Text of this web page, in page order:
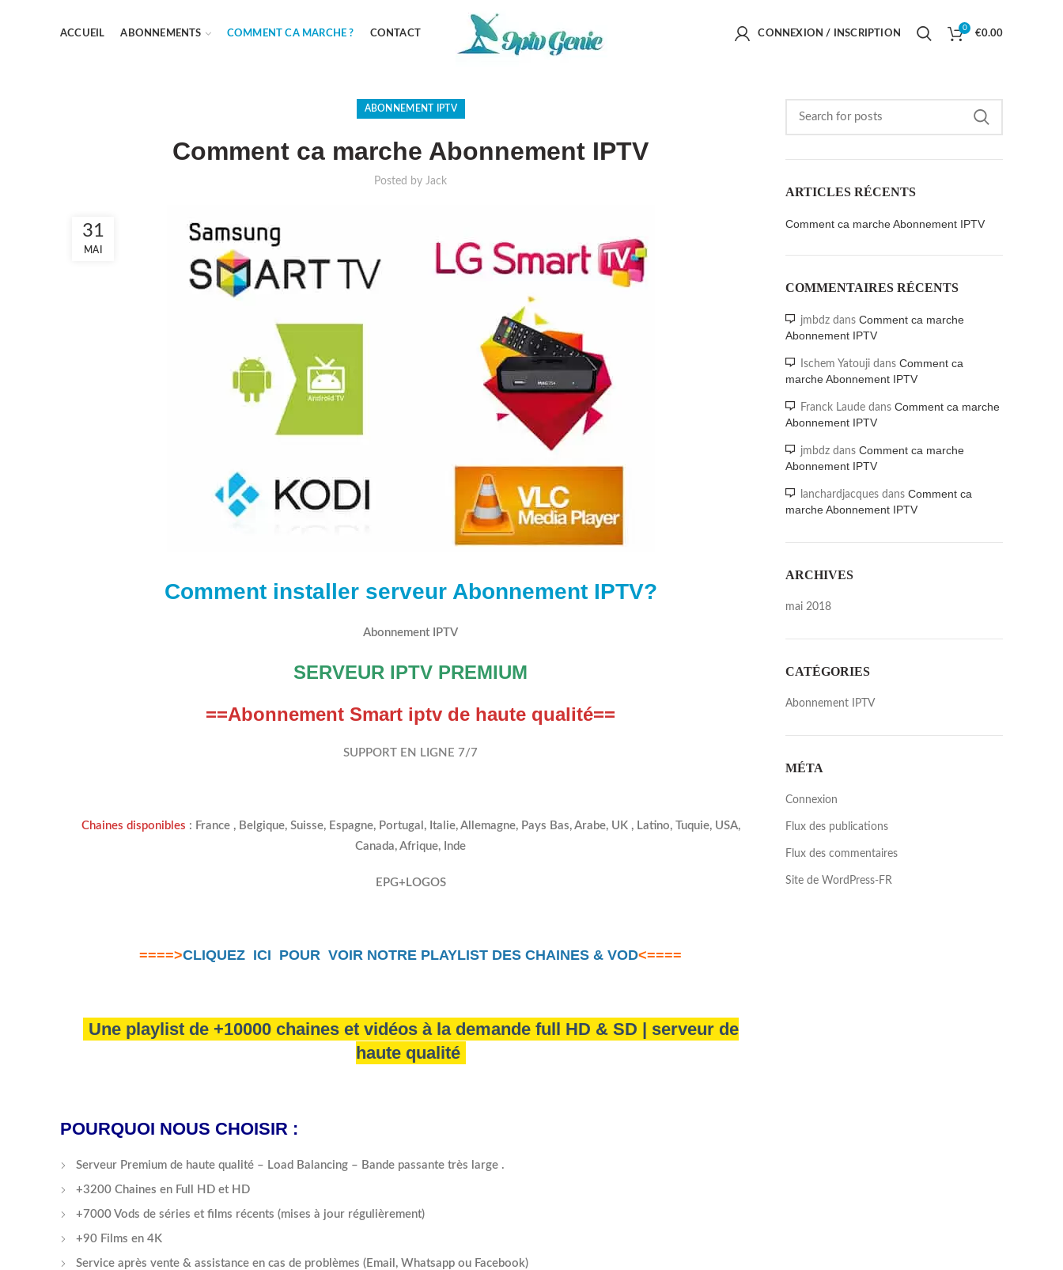
ACCUEIL ABONNEMENTS COMMENT CA MARCHE ? CONTACT CONNEXION / INSCRIPTION
0
€0.00
ABONNEMENT IPTV
Comment ca marche Abonnement IPTV
Posted byJack
31
MAI
Comment installer serveur Abonnement IPTV?
Abonnement IPTV
SERVEUR IPTV PREMIUM
==Abonnement Smart iptv de haute qualité==
SUPPORT EN LIGNE 7/7
Chaines disponibles : France , Belgique, Suisse, Espagne, Portugal, Italie, Allemagne, Pays Bas, Arabe, UK , Latino, Tuquie, USA,
Canada, Afrique, Inde
EPG+LOGOS
====>CLIQUEZ ICI POUR VOIR NOTRE PLAYLIST DES CHAINES & VOD<====
Une playlist de +10000 chaines et vidéos à la demande full HD & SD | serveur de
haute qualité
POURQUOI NOUS CHOISIR :
Serveur Premium de haute qualité – Load Balancing – Bande passante très large .
+3200 Chaines en Full HD et HD
+7000 Vods de séries et films récents (mises à jour régulièrement)
+90 Films en 4K
Service après vente & assistance en cas de problèmes (Email, Whatsapp ou Facebook)
ARTICLES RÉCENTS
Comment ca marche Abonnement IPTV
COMMENTAIRES RÉCENTS
jmbdzdans Comment ca marche
Abonnement IPTV
Ischem Yatoujidans Comment ca
marche Abonnement IPTV
Franck Laudedans Comment ca marche
Abonnement IPTV
jmbdzdans Comment ca marche
Abonnement IPTV
lanchardjacquesdans Comment ca
marche Abonnement IPTV
ARCHIVES
mai 2018
CATÉGORIES
Abonnement IPTV
MÉTA
Connexion
Flux des publications
Flux des commentaires
Site de WordPress-FR